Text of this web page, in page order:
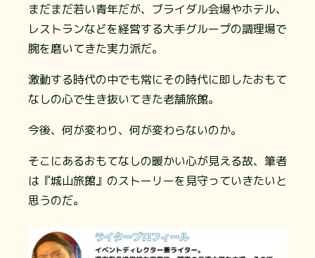
まだまだ若い青年だが、ブライダル会場やホテル、
レストランなどを経営する大手グループの調理場で
腕を磨いてきた実力派だ。
激動する時代の中でも常にその時代に即したおもて
なしの心で生き抜いてきた老舗旅館。
今後、何が変わり、何が変わらないのか。
そこにあるおもてなしの暖かい心が見える故、筆者
は『城山旅館』のストーリーを見守っていきたいと
思うのだ。